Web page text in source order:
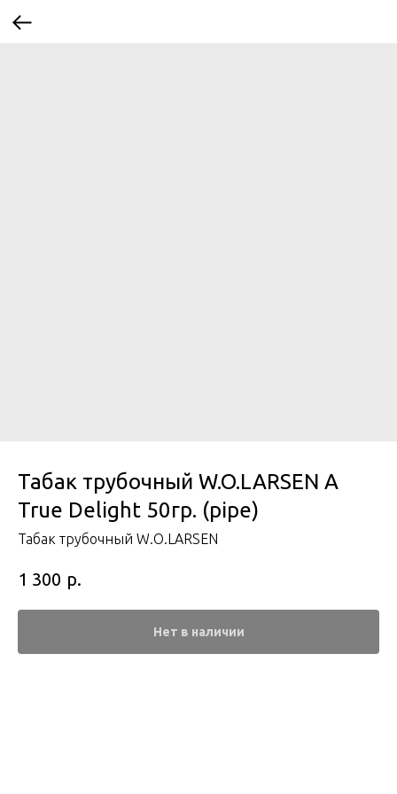
Табак трубочный W.O.LARSEN A
True Delight 50гр. (pipe)
Табак трубочный W.O.LARSEN
1 300 р.
Нет в наличии